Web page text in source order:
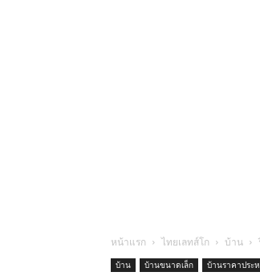
หน้าแรก ไทยเลทส์โก บ้าน
บ้าน บ้านขนาดเล็ก บ้านราคาประ